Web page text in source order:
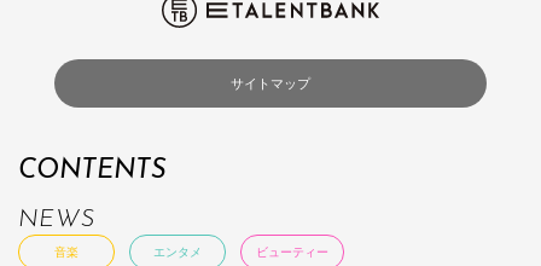
サイトマップ
CONTENTS
NEWS
音楽 エンタメ ビューティー